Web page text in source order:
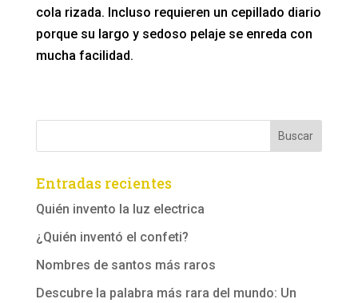
cola rizada. Incluso requieren un cepillado diario
porque su largo y sedoso pelaje se enreda con
mucha facilidad.
Entradas recientes
Quién invento la luz electrica
¿Quién inventó el confeti?
Nombres de santos más raros
Descubre la palabra más rara del mundo: Un